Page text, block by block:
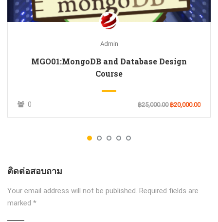
Admin
MGO01:MongoDB and Database Design
Course
0 ฿25,000.00฿20,000.00
ติดต่อสอบถาม
Your email address will not be published. Required fields are
marked *